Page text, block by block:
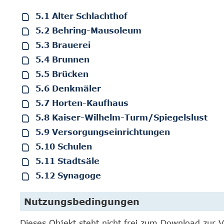
5.1 Alter Schlachthof
5.2 Behring-Mausoleum
5.3 Brauerei
5.4 Brunnen
5.5 Brücken
5.6 Denkmäler
5.7 Horten-Kaufhaus
5.8 Kaiser-Wilhelm-Turm/Spiegelslust
5.9 Versorgungseinrichtungen
5.10 Schulen
5.11 Stadtsäle
5.12 Synagoge
Nutzungsbedingungen